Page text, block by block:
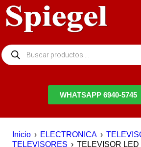
WHATSAPP 6940-5745
Inicio › ELECTRONICA ›
TELEVISORES › TELEVISOR LED